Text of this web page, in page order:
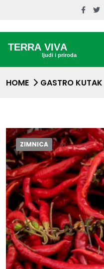
HOME GASTRO KUTAK
ZIMNICA